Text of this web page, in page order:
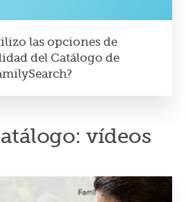
las opciones de
del Catálogo de
vídeos